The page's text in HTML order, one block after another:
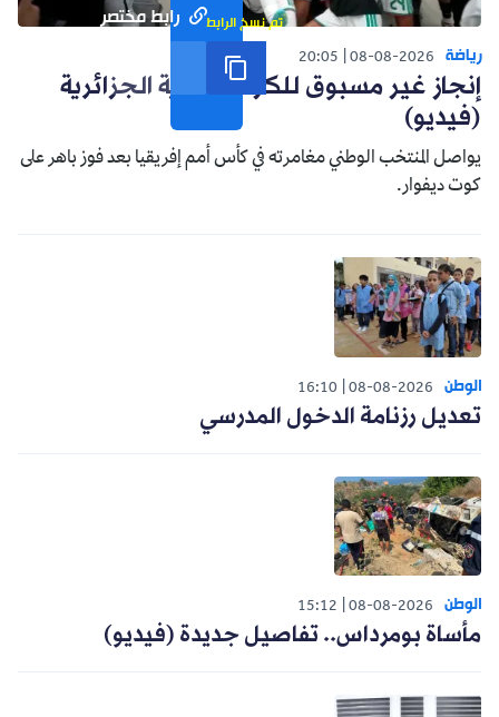
رابط مختصر تم نسخ الرابط
رياضة 08-08-2026
20:05
إنجاز غير مسبوق للكرة النسوية الجزائرية
(فيديو)
يواصل المنتخب الوطني مغامرته في كأس أمم إفريقيا بعد فوز باهر على
كوت ديفوار.
الوطن 08-08-2026
16:10
تعديل رزنامة الدخول المدرسي
الوطن 08-08-2026
15:12
مأساة بومرداس.. تفاصيل جديدة (فيديو)